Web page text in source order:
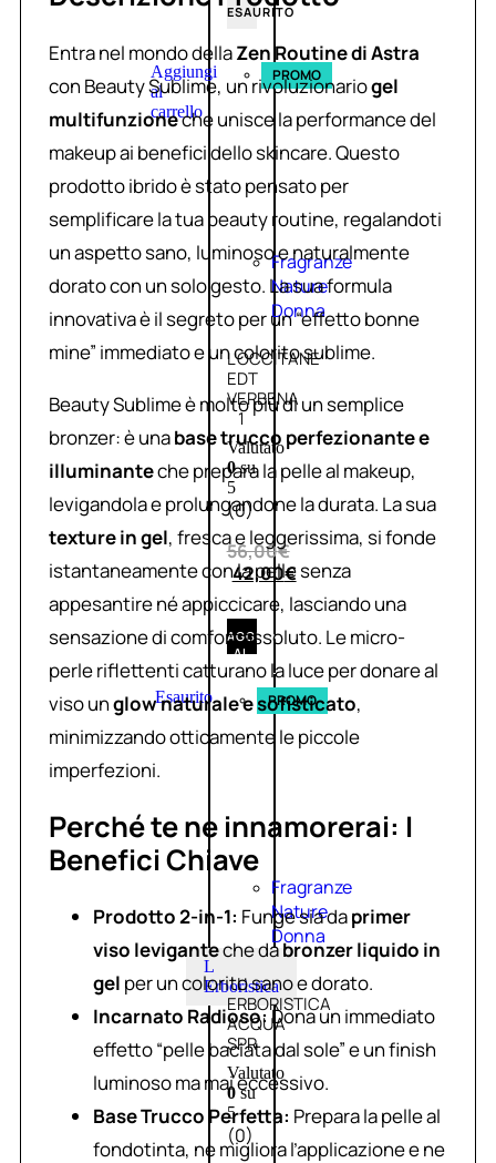
ESAURITO
Aggiungi
al
carrello
PROMO
Fragranze
Nature
Donna
L’OCCITANE
EDT
VERBENA
1
Valutato
0su
5
(0)
56,00€
42,00€
AGGIUNGI
AL
CARRELLO
Esaurito PROMO
Fragranze
Nature
Donna
L
Erboristica
L’
ERBORISTICA
ACQUA
SPR
Valutato
0su
5
(0)
Entra nel mondo dellaZen Routine di Astra
con Beauty Sublime, un rivoluzionariogel
multifunzioneche unisce la performance del
makeup ai benefici dello skincare. Questo
prodotto ibrido è stato pensato per
semplificare la tua beauty routine, regalandoti
un aspetto sano, luminoso e naturalmente
dorato con un solo gesto. La sua formula
innovativa è il segreto per un “effetto bonne
mine” immediato e un colorito sublime.
Beauty Sublime è molto più di un semplice
bronzer: è unabase trucco perfezionante e
illuminanteche prepara la pelle al makeup,
levigandola e prolungandone la durata. La sua
texture in gel, fresca e leggerissima, si fonde
istantaneamente con la pelle senza
appesantire né appiccicare, lasciando una
sensazione di comfort assoluto. Le micro-
perle riflettenti catturano la luce per donare al
viso unglow naturale e sofisticato,
minimizzando otticamente le piccole
imperfezioni.
Perché te ne innamorerai: I
Benefici Chiave
Prodotto 2-in-1: Funge sia daprimer
viso leviganteche dabronzer liquido in
gel per un colorito sano e dorato.
Incarnato Radioso:Dona un immediato
effetto “pelle baciata dal sole” e un finish
luminoso ma mai eccessivo.
Base Trucco Perfetta: Prepara la pelle al
fondotinta, ne migliora l’applicazione e ne